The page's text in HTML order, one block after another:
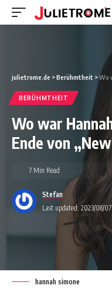
julietrome.de >Berühmtheit >Wo
BERÜHMTHEIT
Wo war
Ende von
Last updated: 2023/08/
Stefan
7 Min Read
hannah simone